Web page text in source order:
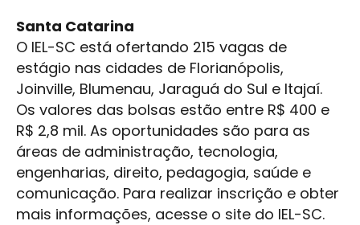
Santa Catarina
O IEL-SC está ofertando 215 vagas de
estágio nas cidades de Florianópolis,
Joinville, Blumenau, Jaraguá do Sul e Itajaí.
Os valores das bolsas estão entre R$ 400 e
R$ 2,8 mil. As oportunidades são para as
áreas de administração, tecnologia,
engenharias, direito, pedagogia, saúde e
comunicação. Para realizar inscrição e obter
mais informações, acesse o site do IEL-SC.